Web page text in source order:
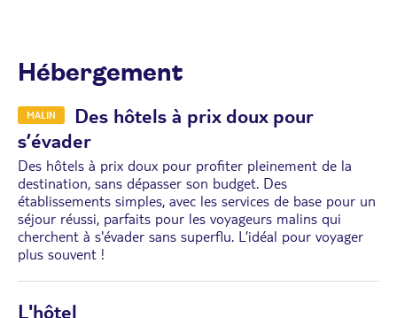
Hébergement
MALIN
Des hôtels à prix doux pour
s’évader
Des hôtels à prix doux pour profiter pleinement de la
destination, sans dépasser son budget. Des
établissements simples, avec les services de base pour un
séjour réussi, parfaits pour les voyageurs malins qui
cherchent à s'évader sans superflu. L’idéal pour voyager
plus souvent !
L'hôtel